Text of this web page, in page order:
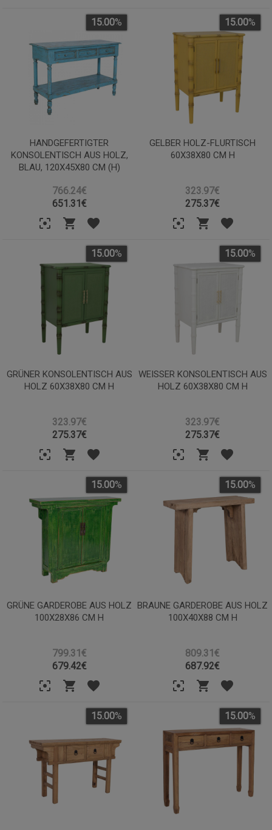
HANDGEFERTIGTER
KONSOLENTISCH AUS HOLZ,
BLAU, 120X45X80 CM (H)
766.24€
15.00%
651.31€
GELBER HOLZ-FLURTISCH
60X38X80 CM H
323.97€
15.00%
275.37€
GRÜNER KONSOLENTISCH AUS
HOLZ 60X38X80 CM H
323.97€
15.00%
275.37€
WEISSER KONSOLENTISCH AUS H
OLZ 60X38X80 CM H
323.97€
15.00%
275.37€
GRÜNE GARDEROBE AUS HOLZ
100X28X86 CM H
799.31€
15.00%
679.42€
BRAUNE GARDEROBE AUS HOLZ
100X40X88 CM H
809.31€
15.00%
687.92€
15.00% 15.00%